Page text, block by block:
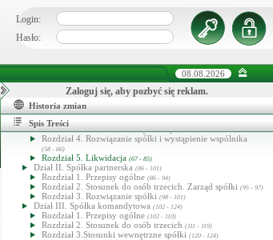
Login:
Hasło:
08.08.2026
Zaloguj się, aby pozbyć się reklam.
Historia zmian
Spis Treści
Kodeks spółek handlowych
Tytuł I. Przepisy ogólne(1 - 21)
(8 - 10 )
16)
DZIAŁ IV. Grupa spółek(21 - 21 )
Tytuł II. Spółki osobowe (22 - 150)
Dział I. Spółka jawna
Rozdział 1. Przepisy ogólne
Rozdział 2. Stosunek do osób trzecich
Rozdział 3. Stosunki wewnętrzne spółki(37 - 57)
Rozdział 4. Rozwiązanie spółki i wystąpienie wspólnika
(58 - 66)
Rozdział 5. Likwidacja (67 - 85)
Dział II. Spółka partnerska (86 - 101)
Rozdział 1. Przepisy ogólne (86 - 94)
Rozdział 2. Stosunek do osób trzecich. Zarząd spółki (95 - 97)
Rozdział 3. Rozwiązanie spółki (98 - 101)
Dział III. Spółka komandytowa (102 - 124)
Rozdział 1. Przepisy ogólne (102 - 110)
Rozdział 2. Stosunek do osób trzecich (111 - 119)
Rozdział 3.Stosunki wewnętrzne spółki (120 - 124)